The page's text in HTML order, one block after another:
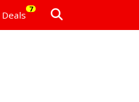
Deals
7